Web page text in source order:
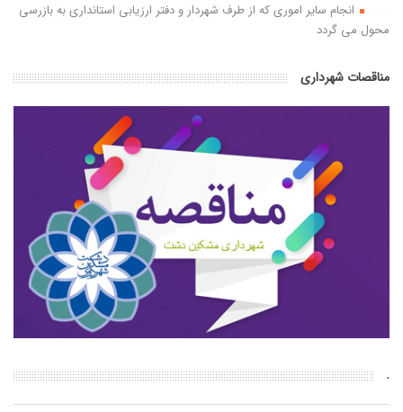
انجام سایر اموری که از طرف شهردار و دفتر ارزیابی استانداری به بازرسی
محول می گردد
مناقصات شهرداری
.